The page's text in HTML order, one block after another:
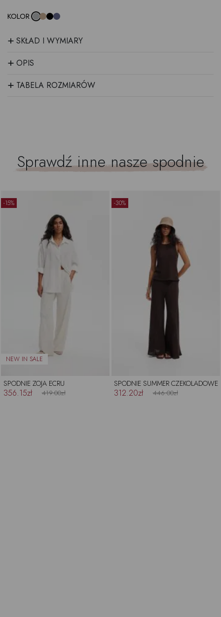
KOLOR
+ SKŁAD I WYMIARY
+ OPIS
+ TABELA ROZMIARÓW
Sprawdź inne naszespodnie
SPODNIE ZOJA ECRU
356.15zł 419.00zł
-15%
SPODNIE SUMMER CZEKOLADOWE
312.20zł 446.00zł
-30%